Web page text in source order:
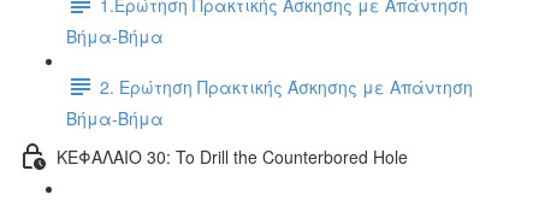
Βήμα-Βήμα
2. Ερώτηση Πρακτικής Άσκησης με Απάντηση
Βήμα-Βήμα
ΚΕΦΑΛΑΙΟ 30: To Drill the Counterbored Hole